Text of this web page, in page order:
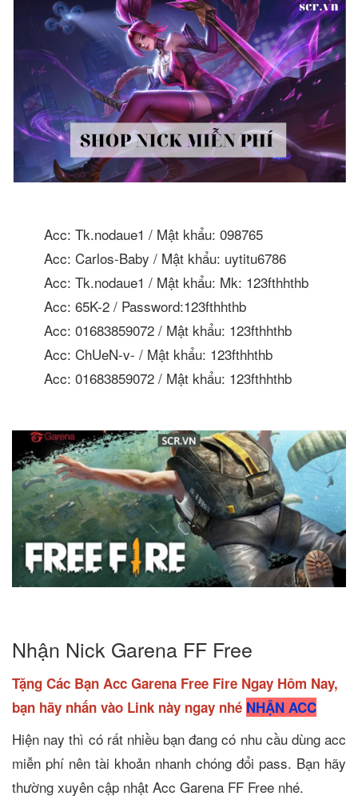
Acc: Tk.nodaue1 / Mật khẩu: 098765
Acc: Carlos-Baby / Mật khẩu: uytitu6786
Acc: Tk.nodaue1 / Mật khẩu: Mk: 123fthhthb
Acc: 65K-2 / Password:123fthhthb
Acc: 01683859072 / Mật khẩu: 123fthhthb
Acc: ChUeN-v- / Mật khẩu: 123fthhthb
Acc: 01683859072 / Mật khẩu: 123fthhthb
Nhận Nick Garena FF Free
Tặng Các Bạn Acc Garena Free Fire Ngay Hôm Nay,
bạn hãy nhấn vào Link này ngay nhé NHẬN ACC
Hiện nay thì có rất nhiều bạn đang có nhu cầu dùng acc
miễn phí nên tài khoản nhanh chóng đổi pass. Bạn hãy
thường xuyên cập nhật Acc Garena FF Free nhé.